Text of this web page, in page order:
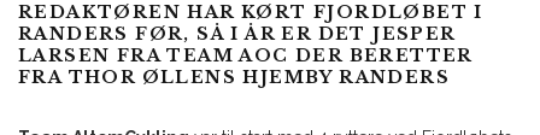
REDAKTØREN HAR KØRT FJORDLØBET I
RANDERS FØR, SÅ I ÅR ER DET JESPER
LARSEN FRA TEAM AOC DER BERETTER
FRA THOR ØLLENS HJEMBY RANDERS